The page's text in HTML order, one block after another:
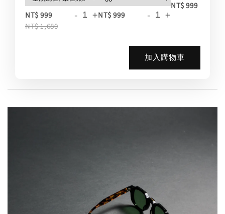
NT$ 999
NT$ 1,680
- +NT$ 999 - +
NT$ 999
加入購物車